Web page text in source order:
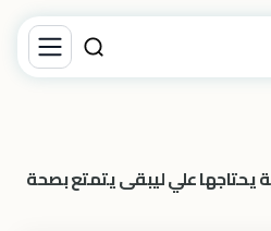
علي ليبقى يتمتع بصحة